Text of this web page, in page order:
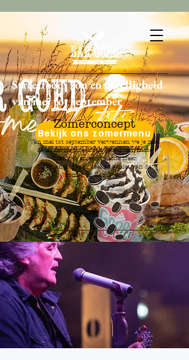
Streetfood, zon en gezelligheid
van mei tot september
Bekijk ons zomermenu
Zomerconcept
Van mei tot september verwennen we je met
de lekkerste streetfood gerechten, frisse
drankjes en een relaxte sfeer.
Kom langs, proef, deel en geniet van de
zomer bij Bar Goed!
Tot
snel!